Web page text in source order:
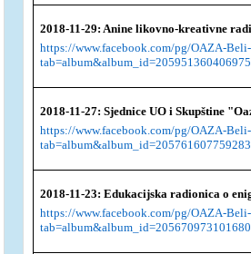
2018-11-29: Anine likovno-kreativne
https://www.facebook.com/pg/OAZA-
2018-11-27: Sjednice UO i Skupštine
https://www.facebook.com/pg/OAZA-
2018-11-23: Edukacijska radionica o
https://www.facebook.com/pg/OAZA-